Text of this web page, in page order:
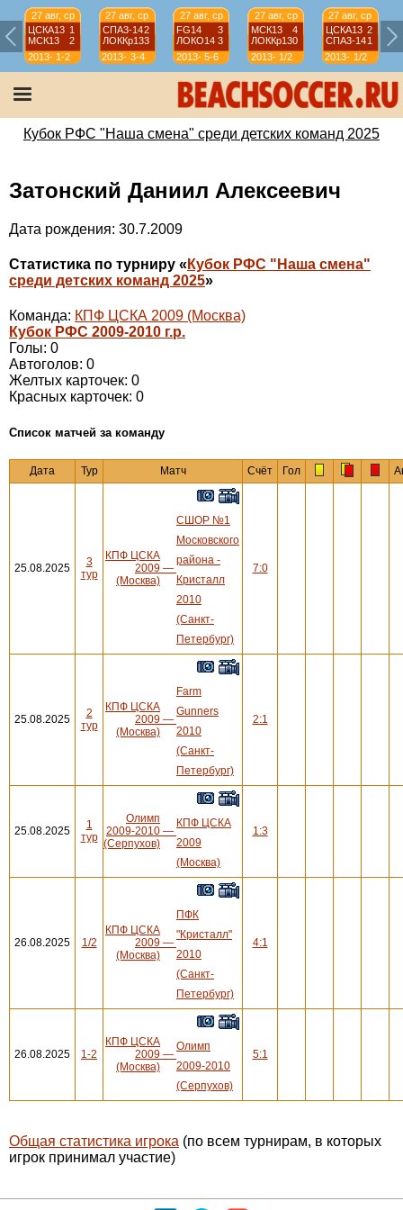
27 авг, ср
ЦСКА13 1
МСК13
2
2013-
2014
1-2
27 авг, ср
СПА3-142
ЛОККр133
2013-
2014
3-4
27 авг, ср
FG14
3
ЛОКО14 3
2013-
2014
5-6
27 авг, ср
МСК13
4
ЛОККр130
2013-
2014
1/2
27 авг, ср
ЦСКА13 2
СПА3-141
2013-
2014
1/2
Кубок РФС "Наша смена" среди детских команд 2025
Затонский Даниил Алексеевич
Дата рождения: 30.7.2009
Статистика по турниру « Кубок РФС "Наша смена"
среди детских команд 2025»
Команда: КПФ ЦСКА 2009 (Москва)
Кубок РФС 2009-2010 г.р.
Голы: 0
Автоголов: 0
Желтых карточек: 0
Красных карточек: 0
Cписок матчей за команду
Дата Тур Матч Счёт Гол
25.08.2025
3
тур
КПФ ЦСКА
2009
(Москва)
—
СШОР №1
Московского
района -
Кристалл
2010
(Санкт-
Петербург)
7:0
25.08.2025
2
тур
КПФ ЦСКА
2009
(Москва)
—
Farm
Gunners
2010
(Санкт-
Петербург)
2:1
25.08.2025
1
тур
Олимп
2009-2010
(Серпухов)
—
КПФ ЦСКА
2009
(Москва)
1:3
26.08.2025 1/2
КПФ ЦСКА
2009
(Москва)
—
ПФК
"Кристалл"
2010
(Санкт-
Петербург)
4:1
26.08.2025 1-2
КПФ ЦСКА
2009
(Москва)
—
Олимп
2009-2010
(Серпухов)
5:1
Общая статистика игрока (по всем турнирам, в которых
игрок принимал участие)